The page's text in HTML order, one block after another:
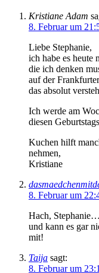
Kristiane Adam
8. Februar um
Liebe Stephanie,
ich habe es heute
die ich denken
auf der
das absolut
Ich werde am
diesen
Kuchen hilft
nehmen,
Kristiane
8. Februar um
Hach,
und kann es gar
mit!
Taija sagt:
8. Februar um